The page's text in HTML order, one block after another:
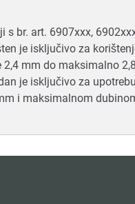
br. art. 6907xxx,
je isključivo za
mm do maksimalno
je isključivo za
i maksimalnom